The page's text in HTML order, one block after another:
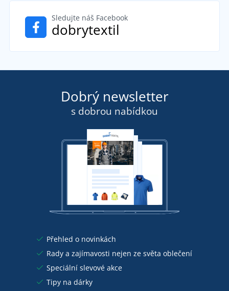
Sledujte náš Facebook
dobrytextil
Dobrý newsletter
s dobrou nabídkou
Přehled o novinkách
Rady a zajímavosti nejen ze světa oblečení
Speciální slevové akce
Tipy na dárky